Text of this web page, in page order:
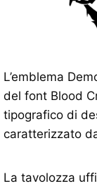
L’emblema
del font Blood
tipografico di
caratterizzato
La tavolozza